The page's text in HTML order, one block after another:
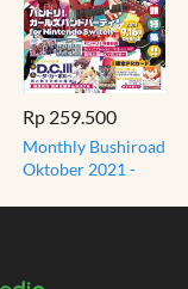
Rp 259.500
Monthly Bushiroad
Oktober 2021 -